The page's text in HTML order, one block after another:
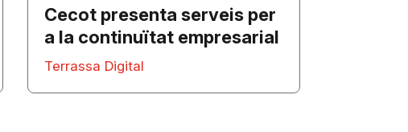
Cecot presenta serveis per
a la continuïtat empresarial
Terrassa Digital